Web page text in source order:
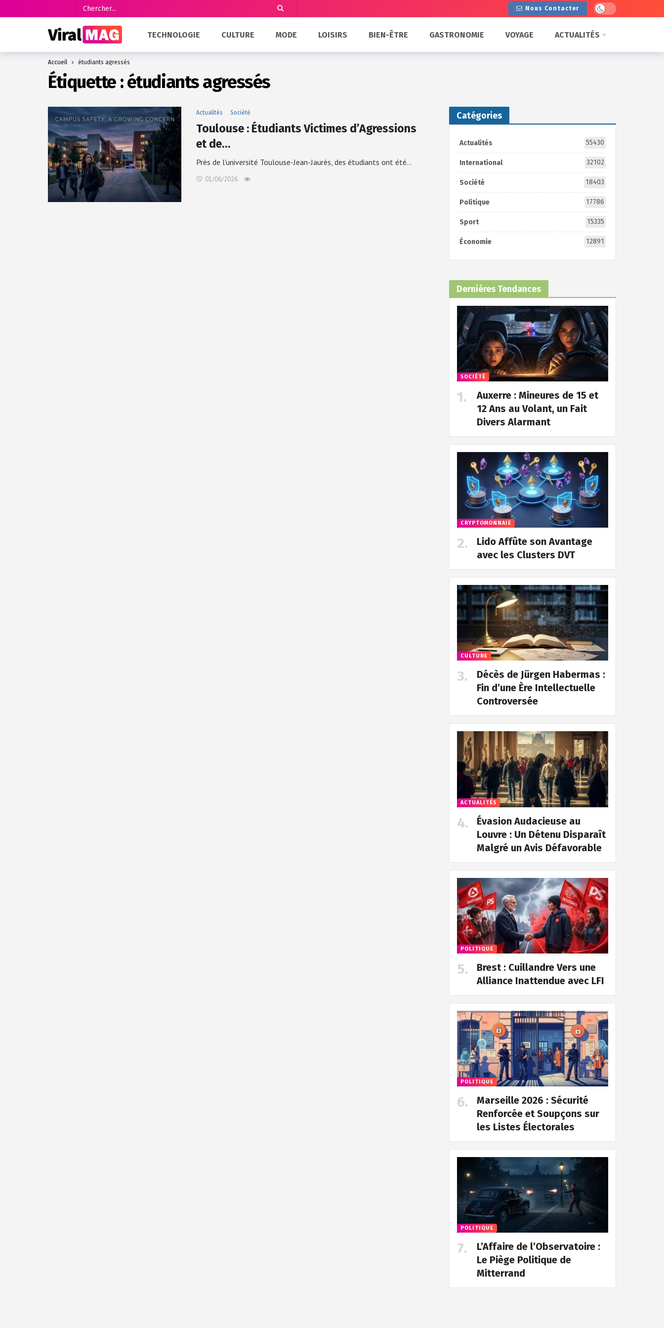
Nous Contacter Dark mode
TECHNOLOGIE CULTURE MODE LOISIRS BIEN-ÊTRE GASTRONOMIE VOYAGE ACTUALITÉS
Accueil étudiants agressés
Étiquette :étudiants agressés
Actualités Société
Toulouse : Étudiants Victimes d’Agressions
et de…
Près de l'université Toulouse-Jean-Jaurès, des étudiants ont été…
01/06/2026
Catégories
Actualités 55430
International 32102
Société 18403
Politique 17786
Sport 15335
Économie 12891
Dernières Tendances
SOCIÉTÉ
Auxerre : Mineures de 15 et
12 Ans au Volant, un Fait
Divers Alarmant
CRYPTOMONNAIE
Lido Affûte son Avantage
avec les Clusters DVT
CULTURE
Décès de Jürgen Habermas :
Fin d’une Ère Intellectuelle
Controversée
ACTUALITÉS
Évasion Audacieuse au
Louvre : Un Détenu Disparaît
Malgré un Avis Défavorable
POLITIQUE
Brest : Cuillandre Vers une
Alliance Inattendue avec LFI
POLITIQUE
Marseille 2026 : Sécurité
Renforcée et Soupçons sur
les Listes Électorales
POLITIQUE
L’Affaire de l’Observatoire :
Le Piège Politique de
Mitterrand